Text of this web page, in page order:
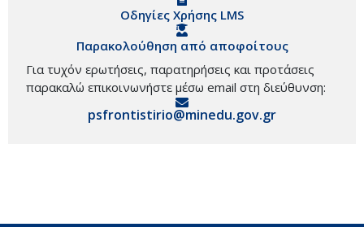
Οδηγίες Χρήσης LMS
Παρακολούθηση από αποφοίτους
Για τυχόν ερωτήσεις, παρατηρήσεις και προτάσεις
παρακαλώ επικοινωνήστε μέσω email στη διεύθυνση:
psfrontistirio@minedu.gov.gr